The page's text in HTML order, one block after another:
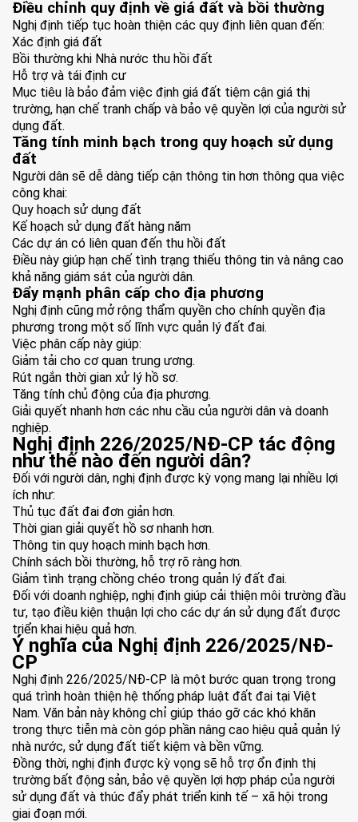
Điều chỉnh quy định về giá đất và bồi thường
Nghị định tiếp tục hoàn thiện các quy định liên quan đến:
Xác định giá đất
Bồi thường khi Nhà nước thu hồi đất
Hỗ trợ và tái định cư
Mục tiêu là bảo đảm việc định giá đất tiệm cận giá thị
trường, hạn chế tranh chấp và bảo vệ quyền lợi của người sử
dụng đất.
Tăng tính minh bạch trong quy hoạch sử dụng
đất
Người dân sẽ dễ dàng tiếp cận thông tin hơn thông qua việc
công khai:
Quy hoạch sử dụng đất
Kế hoạch sử dụng đất hàng năm
Các dự án có liên quan đến thu hồi đất
Điều này giúp hạn chế tình trạng thiếu thông tin và nâng cao
khả năng giám sát của người dân.
Đẩy mạnh phân cấp cho địa phương
Nghị định cũng mở rộng thẩm quyền cho chính quyền địa
phương trong một số lĩnh vực quản lý đất đai.
Việc phân cấp này giúp:
Giảm tải cho cơ quan trung ương.
Rút ngắn thời gian xử lý hồ sơ.
Tăng tính chủ động của địa phương.
Giải quyết nhanh hơn các nhu cầu của người dân và doanh
nghiệp.
Nghị định 226/2025/NĐ-CP tác động
như thế nào đến người dân?
Đối với người dân, nghị định được kỳ vọng mang lại nhiều lợi
ích như:
Thủ tục đất đai đơn giản hơn.
Thời gian giải quyết hồ sơ nhanh hơn.
Thông tin quy hoạch minh bạch hơn.
Chính sách bồi thường, hỗ trợ rõ ràng hơn.
Giảm tình trạng chồng chéo trong quản lý đất đai.
Đối với doanh nghiệp, nghị định giúp cải thiện môi trường đầu
tư, tạo điều kiện thuận lợi cho các dự án sử dụng đất được
triển khai hiệu quả hơn.
Ý nghĩa của Nghị định 226/2025/NĐ-
CP
Nghị định 226/2025/NĐ-CP là một bước quan trọng trong
quá trình hoàn thiện hệ thống pháp luật đất đai tại Việt
Nam. Văn bản này không chỉ giúp tháo gỡ các khó khăn
trong thực tiễn mà còn góp phần nâng cao hiệu quả quản lý
nhà nước, sử dụng đất tiết kiệm và bền vững.
Đồng thời, nghị định được kỳ vọng sẽ hỗ trợ ổn định thị
trường bất động sản, bảo vệ quyền lợi hợp pháp của người
sử dụng đất và thúc đẩy phát triển kinh tế – xã hội trong
giai đoạn mới.